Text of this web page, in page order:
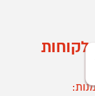
לקוחות